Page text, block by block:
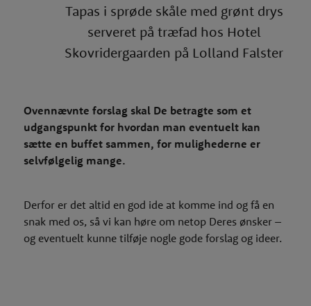
Tapas i sprøde skåle med grønt drys
serveret på træfad hos Hotel
Skovridergaarden på Lolland Falster
Ovennævnte forslag skal De betragte som et
udgangspunkt for hvordan man eventuelt kan
sætte en buffet sammen, for mulighederne er
selvfølgelig mange.
Derfor er det altid en god ide at komme ind og få en
snak med os, så vi kan høre om netop Deres ønsker –
og eventuelt kunne tilføje nogle gode forslag og ideer.